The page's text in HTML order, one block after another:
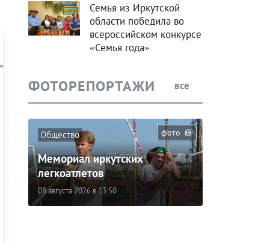
Семья из Иркутской
области победила во
всероссийском конкурсе
«Семья года»
ФОТОРЕПОРТАЖИ все
фото
Общество
Мемориал иркутских
легкоатлетов
08 августа 2026 в 13:50